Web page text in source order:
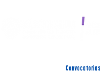
Convocatorias